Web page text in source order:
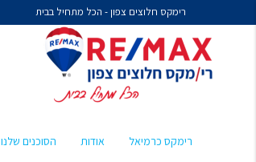
רימקס חלוצים צפון - הכל מתחיל בבית
רימקס כרמיאל אודות הסוכנים שלנו
נח איציקזון- זכיין
חן צאיג – מאמן סוכנים